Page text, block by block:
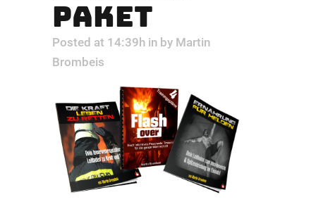
PAKET
Posted at 14:39h in by Martin
Brombeis